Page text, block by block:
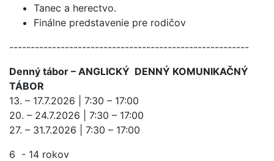
Tanec a herectvo.
Finálne predstavenie pre rodičov
--------------------------------------------------------
Denný tábor – ANGLICKÝ DENNÝ KOMUNIKAČNÝ
TÁBOR
13. – 17.7.2026 | 7:30 – 17:00
20. – 24.7.2026 | 7:30 – 17:00
27. – 31.7.2026 | 7:30 – 17:00
6 - 14 rokov